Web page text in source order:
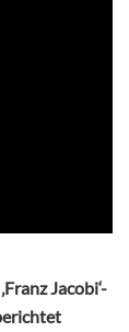
Jacobi‘-